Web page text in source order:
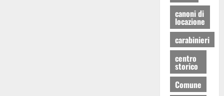
canoni di
locazione
carabinieri
centro
storico
Comune